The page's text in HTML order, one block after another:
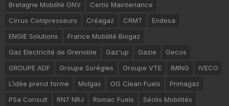
Bretagne Mobilité GNV
Certis Maintenance
Cirrus Compresseurs
Créagaz CRMT
Endesa
ENGIE Solutions
France Mobilité Biogaz
Gaz Electricité de Grenoble
Gaz'up Gazie
Gecos
GROUPE ADF
Groupe Sorégies Groupe VTE IMING
IVECO
L’idée prend forme
Molgas OG Clean Fuels
Primagaz
PSa Consult
RN7 NRJ Romac Fuels Séolis Mobilités